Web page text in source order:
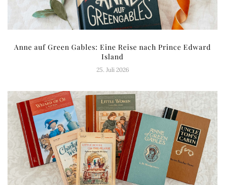
Anne auf Green Gables: Eine Reise nach Prince Edward
Island
25. Juli 2026